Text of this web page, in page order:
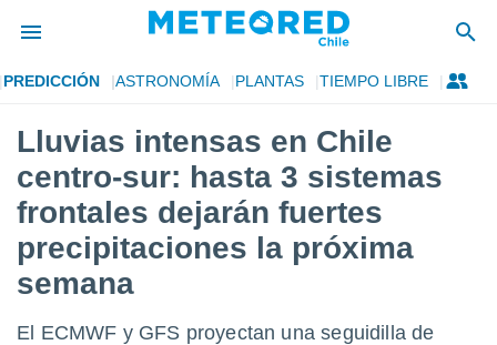
de
por
para
la
se
calidad.
a este
PREDICCIÓN ASTRONOMÍA PLANTAS TIEMPO LIBRE
Lluvias intensas en Chile
centro-sur: hasta 3 sistemas
frontales dejarán fuertes
precipitaciones la próxima
semana
El ECMWF y GFS proyectan una seguidilla de